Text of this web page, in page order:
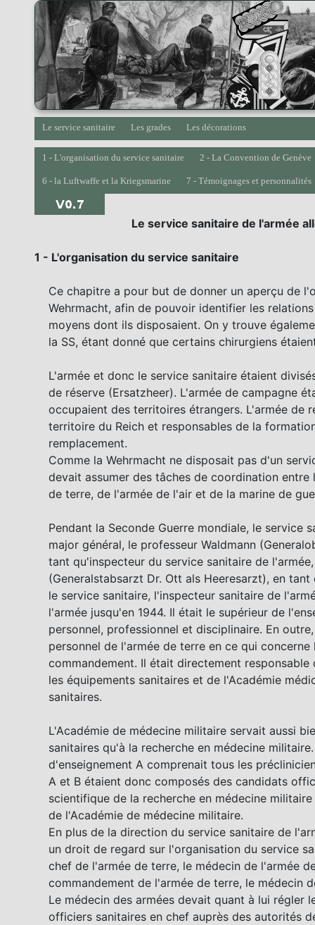
Le service sanitaire Les grades Les décorations
1 - L'organisation du service sanitaire 2 - La Convention de Genève
6 - la Luftwaffe et la Kriegsmarine 7 - Témoignages et personnalités
Le service sanitaire de l'armée
1 - L'organisation du service sanitaire
Ce chapitre a pour but de donner un aperçu de
Wehrmacht, afin de pouvoir identifier les
moyens dont ils disposaient. On y trouve
la SS, étant donné que certains chirurgiens
L'armée et donc le service sanitaire étaient
de réserve (Ersatzheer). L'armée de campagne
occupaient des territoires étrangers. L'armée de
territoire du Reich et responsables de la
remplacement.
Comme la Wehrmacht ne disposait pas d'un
devait assumer des tâches de coordination
de terre, de l'armée de l'air et de la marine de
Pendant la Seconde Guerre mondiale, le
major général, le professeur Waldmann
tant qu'inspecteur du service sanitaire de
(Generalstabsarzt Dr. Ott als Heeresarzt), en
le service sanitaire, l'inspecteur sanitaire de
l'armée jusqu'en 1944. Il était le supérieur de
personnel, professionnel et disciplinaire. En
personnel de l'armée de terre en ce qui
commandement. Il était directement
les équipements sanitaires et de l'Académie
sanitaires.
L'Académie de médecine militaire servait aussi
sanitaires qu'à la recherche en médecine
d'enseignement A comprenait tous les
A et B étaient donc composés des candidats
scientifique de la recherche en médecine
de l'Académie de médecine militaire.
En plus de la direction du service sanitaire de
un droit de regard sur l'organisation du service
chef de l'armée de terre, le médecin de l'armée
commandement de l'armée de terre, le médecin
Le médecin des armées devait quant à lui régler
officiers sanitaires en chef auprès des autorités